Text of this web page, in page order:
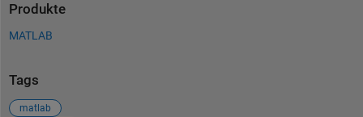
Produkte
MATLAB
Tags
matlab